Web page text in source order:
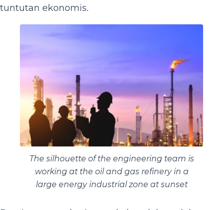
tuntutan ekonomis.
The silhouette of the engineering team is
working at the oil and gas refinery in a
large energy industrial zone at sunset